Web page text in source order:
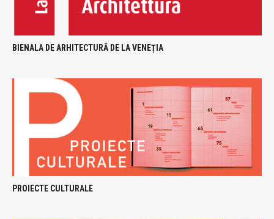
BIENALA DE ARHITECTURĂ DE LA VENEȚIA
PROIECTE CULTURALE